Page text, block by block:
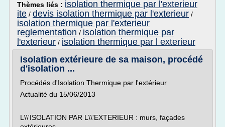
Thèmes liés : isolation thermique par l'exterieur
ite / devis isolation thermique par l'exterieur /
isolation thermique par l'exterieur
reglementation / isolation thermique par
l'exterieur / isolation thermique par l exterieur
Isolation extérieure de sa maison, procédé
d'isolation ...
Procédés d'Isolation Thermique par l'extérieur
Actualité du 15/06/2013
L\\'ISOLATION PAR L\\'EXTERIEUR : murs, façades